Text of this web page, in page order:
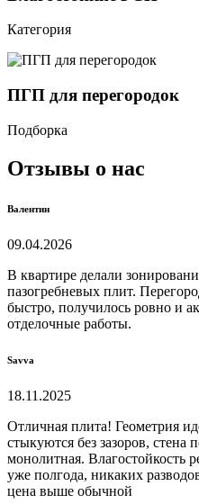
Категория
ПГП для перегородок
Подборка
Отзывы о нас
Валентин
09.04.2026
В квартире делали
пазогребневых плит.
быстро, получилось ровно и
отделочные работы.
Savva
18.11.2025
Отличная плита! Геометрия
стыкуются без зазоров, стена
монолитная. Влагостойкость
уже полгода, никаких
цена выше обычной